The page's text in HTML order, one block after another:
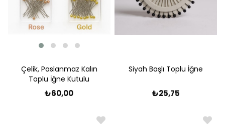
Çelik, Paslanmaz Kalın
Toplu İğne Kutulu
₺60,00
Siyah Başlı Toplu İğne
₺25,75